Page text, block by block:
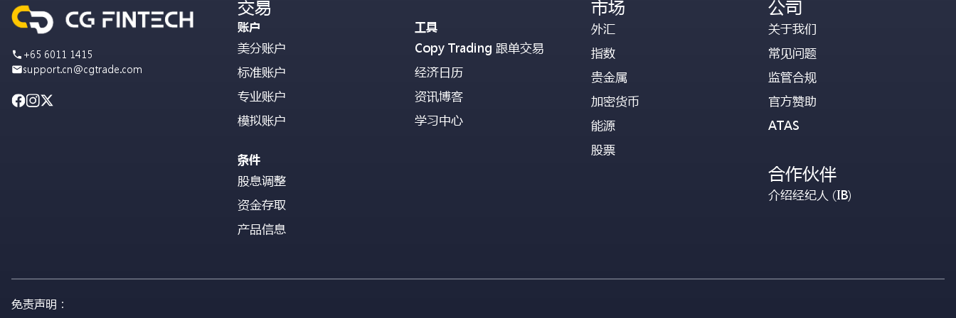
+65 6011 1415
support.cn@cgtrade.com
交易
账户
美分账户
标准账户
专业账户
模拟账户
条件
股息调整
资金存取
产品信息
工具
Copy Trading 跟单交易
经济日历
资讯博客
学习中心
市场
外汇
指数
贵金属
加密货币
能源
股票
公司
关于我们
常见问题
监管合规
官方赞助
ATAS
合作伙伴
介绍经纪人 (IB)
免责声明：